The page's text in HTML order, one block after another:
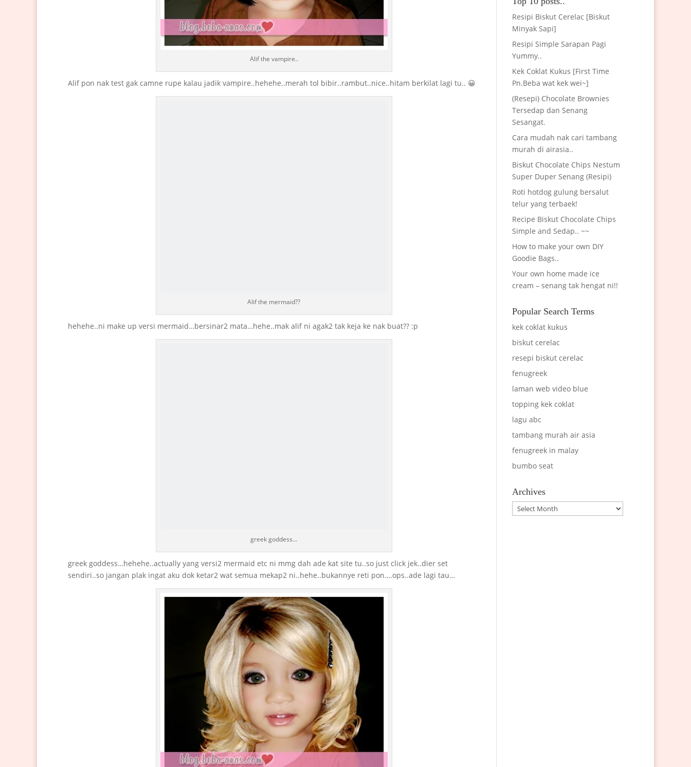
Alif the vampire..
Alif pon nak test gak camne rupe kalau jadik vampire..hehehe..merah tol bibir..rambut..nice..hitam berkilat lagi tu.. 😀
Alif the mermaid??
hehehe..ni make up versi mermaid…bersinar2 mata…hehe..mak alif ni agak2 tak keja ke nak buat?? :p
greek goddess...
greek goddess…hehehe..actually yang versi2 mermaid etc ni mmg dah ade kat site tu..so just click jek..dier set
sendiri..so jangan plak ingat aku dok ketar2 wat semua mekap2 ni..hehe..bukannye reti pon….ops..ade lagi tau…
Resipi Biskut Cerelac [Biskut
Minyak Sapi]
Resipi Simple Sarapan Pagi
Yummy..
Kek Coklat Kukus [First Time
Pn.Beba wat kek wei~]
(Resepi) Chocolate Brownies
Tersedap dan Senang
Sesangat.
Cara mudah nak cari tambang
murah di airasia..
Biskut Chocolate Chips Nestum
Super Duper Senang (Resipi)
Roti hotdog gulung bersalut
telur yang terbaek!
Recipe Biskut Chocolate Chips
Simple and Sedap.. ~~
How to make your own DIY
Goodie Bags..
Your own home made ice
cream – senang tak hengat ni!!
Popular Search Terms
kek coklat kukus
biskut cerelac
resepi biskut cerelac
fenugreek
laman web video blue
topping kek coklat
lagu abc
tambang murah air asia
fenugreek in malay
bumbo seat
Archives
Archives